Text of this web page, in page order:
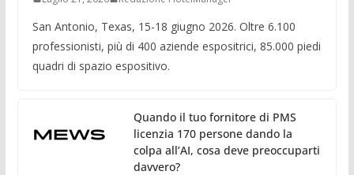
San Antonio, Texas, 15-18 giugno 2026. Oltre 6.100
professionisti, più di 400 aziende espositrici, 85.000 piedi
quadri di spazio espositivo.
Quando il tuo fornitore di PMS
licenzia 170 persone dando la
colpa all’AI, cosa deve preoccuparti
davvero?